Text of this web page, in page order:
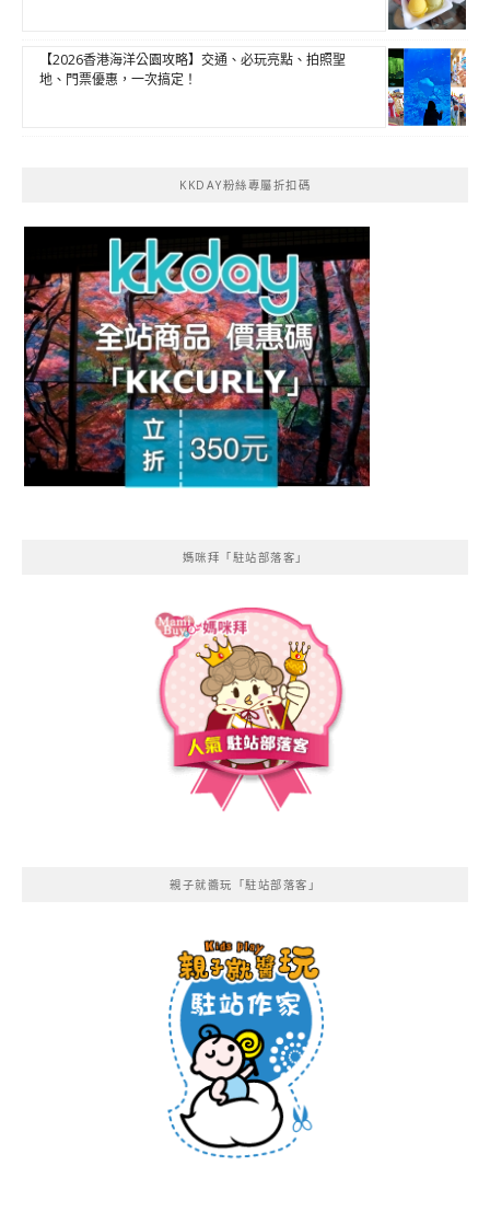
【2026香港海洋公園攻略】交通、必玩亮點、拍照聖
地、門票優惠，一次搞定！
KKDAY粉絲專屬折扣碼
媽咪拜「駐站部落客」
親子就醬玩「駐站部落客」